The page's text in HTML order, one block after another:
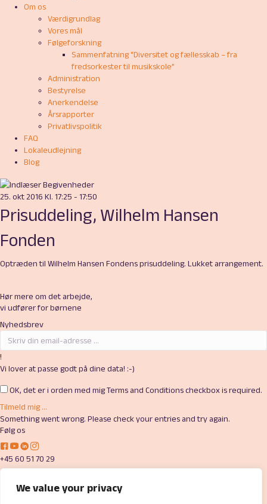
We value your privacy
Om os
Værdigrundlag
Vores mål
Følgeforskning
Sammenfatning “Diversitet og fællesskab – fra
fredsorkester til musikskole”
Administration
Bestyrelse
Anerkendelse
Årsrapporter
Privatlivspolitik
FAQ
Lokaleudlejning
Blog
25. okt 2016 Kl. 17:25 - 17:50
Prisuddeling, Wilhelm Hansen
Fonden
Optræden til Wilhelm Hansen Fondens prisuddeling. Lukket arrangement.
Hør mere om det arbejde,
vi udfører for børnene
Nyhedsbrev
!
Vi lover at passe godt på dine data! :-)
OK, det er i orden med migTerms and Conditions checkbox is required.
Tilmeld mig ...
Something went wrong. Please check your entries and try again.
Følg os
L
i
n
L
i
n
t
L
i
n
t
L
i
n
t
+45 60 51 70 29